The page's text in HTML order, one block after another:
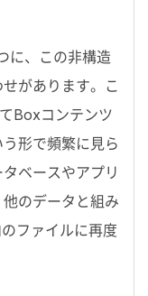
に、この非構造
があります。こ
Boxコンテンツ
形で頻繁に見ら
ベースやアプリ
のデータと組み
ファイルに再度